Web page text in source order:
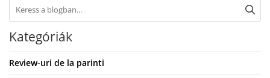
Kategóriák
Review-uri de la parinti